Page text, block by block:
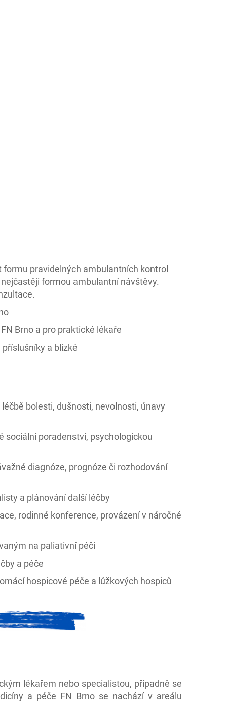
pravidelných ambulantních kontrol
formou ambulantní návštěvy.
Brno a pro praktické lékaře
a blízké
bolesti, dušnosti, nevolnosti, únavy
sociální poradenství, psychologickou
diagnóze, prognóze či rozhodování
a plánování další léčby
rodinné konference, provázení v náročné
na paliativní péči
a péče
hospicové péče a lůžkových hospiců
lékařem nebo specialistou, případně se
a péče FN Brno se nachází v areálu